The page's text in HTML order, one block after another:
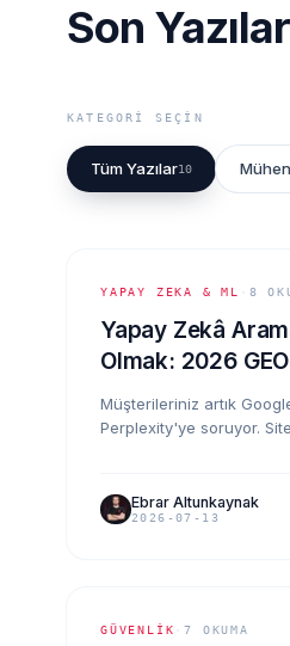
Son Yazılar
KATEGORI SEÇIN
Tüm Yazılar10
YAPAY ZEKA & ML 8
Yapay Zekâ
Olmak: 2026
Müşterileriniz artık
Perplexity'ye soruyor.
alıntılanabilir içerik.
Ebrar Altunkaynak
2026-07-13
GÜVENLIK ·7 OKUMA